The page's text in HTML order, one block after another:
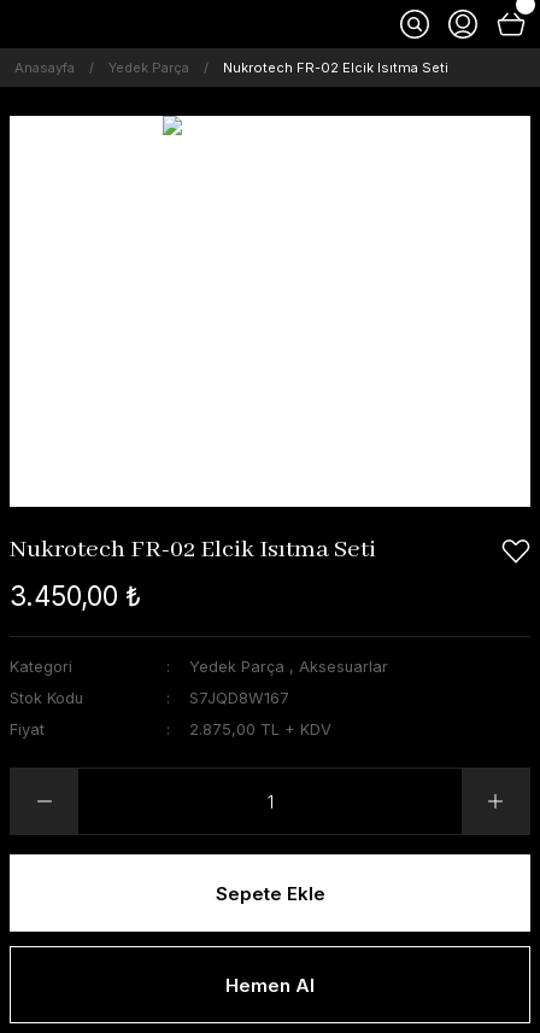
Anasayfa Yedek Parça Nukrotech FR-02 Elcik Isıtma Seti
Nukrotech FR-02 Elcik Isıtma Seti
3.450,00 ₺
Kategori Yedek Parça , Aksesuarlar
Stok Kodu
S7JQD8W167
Fiyat
2.875,00 TL + KDV
Sepete Ekle
Hemen Al